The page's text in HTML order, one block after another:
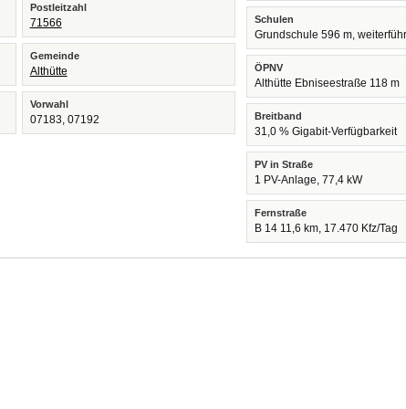
Postleitzahl
71566
Gemeinde
Althütte
Vorwahl
07183, 07192
Schulen
Grundschule 596 m,
ÖPNV
Althütte Ebniseestraße 118 m
Breitband
31,0 % Gigabit-Verfügbarkeit
PV in Straße
1 PV-Anlage, 77,4 kW
Fernstraße
B 14 11,6 km, 17.470 Kfz/Tag